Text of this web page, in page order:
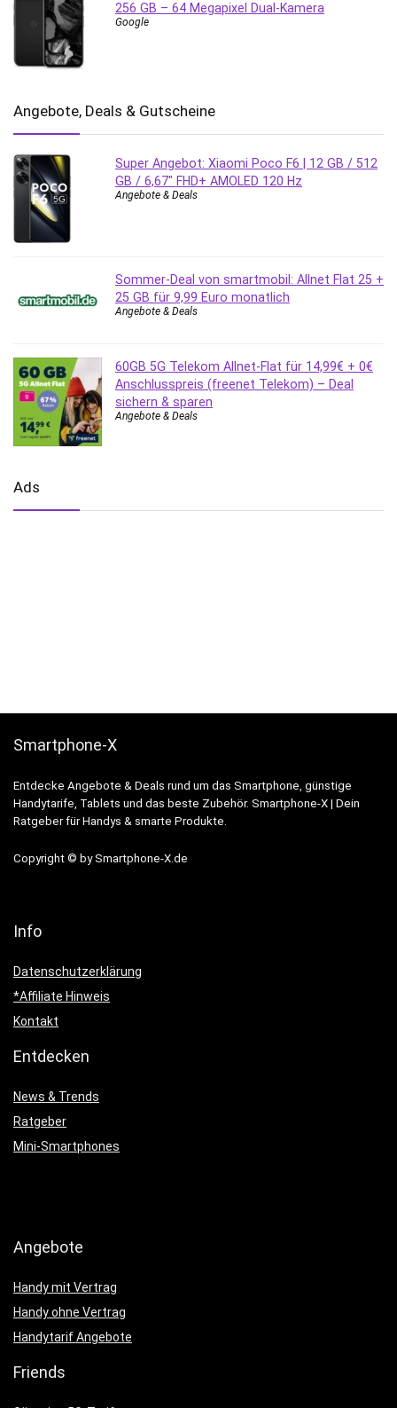
256 GB – 64 Megapixel Dual-Kamera
Google
Angebote, Deals & Gutscheine
Super Angebot: Xiaomi Poco F6 | 12 GB / 512
GB / 6,67″ FHD+ AMOLED 120 Hz
Angebote & Deals
Sommer-Deal von smartmobil: Allnet Flat 25 +
25 GB für 9,99 Euro monatlich
Angebote & Deals
60GB 5G Telekom Allnet-Flat für 14,99€ + 0€
Anschlusspreis (freenet Telekom) – Deal
sichern & sparen
Angebote & Deals
Ads
Smartphone-X
Entdecke Angebote & Deals rund um das Smartphone, günstige
Handytarife, Tablets und das beste Zubehör. Smartphone-X | Dein
Ratgeber für Handys & smarte Produkte.
Copyright © by Smartphone-X.de
Info
Datenschutzerklärung
*Affiliate Hinweis
Kontakt
Entdecken
News & Trends
Ratgeber
Mini-Smartphones
Angebote
Handy mit Vertrag
Handy ohne Vertrag
Handytarif Angebote
Friends